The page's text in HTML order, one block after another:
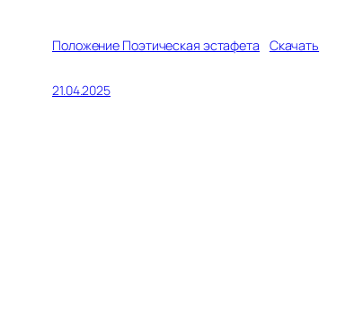
Положение Поэтическая эстафета Скачать
21.04.2025